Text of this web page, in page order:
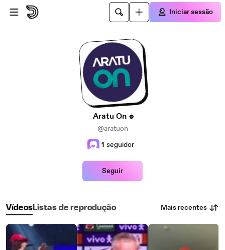
Avançar para o conteúdo principal
Iniciar sessão
Aratu On
@aratuon
1 seguidor
Seguir
VídeosListas de reprodução Mais recentes